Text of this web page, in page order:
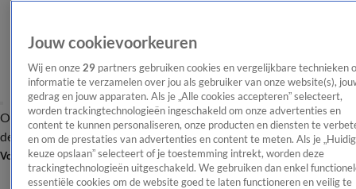
OverzichtAfleveringen Entertainment TV Algemeen
Tip
de redactieNieuwsbrief
Volg Shownieuws
Jouw cookievoorkeuren
Wij en onze 29 partners gebruiken cookies en vergelijkbare technieken
informatie te verzamelen over jou als gebruiker van onze website(s),
gedrag en jouw apparaten. Als je „Alle cookies accepteren” selecteert,
worden trackingtechnologieën ingeschakeld om onze advertenties en
content te kunnen personaliseren, onze producten en diensten te
en om de prestaties van advertenties en content te meten. Als je
keuze opslaan” selecteert of je toestemming intrekt, worden deze
trackingtechnologieën uitgeschakeld. We gebruiken dan enkel
essentiële cookies om de website goed te laten functioneren en veilig te